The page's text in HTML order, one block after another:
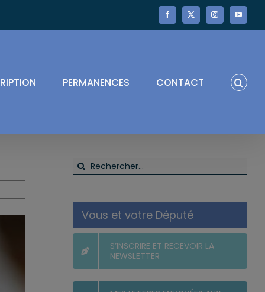
Facebook
X InstagramYouTube
PERMANENCES CONTACT
Rechercher:
Vous et votre Député
S’INSCRIRE ET RECEVOIR LA
NEWSLETTER